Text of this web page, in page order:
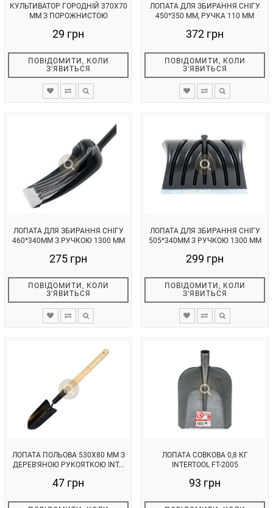
КУЛЬТИВАТОР ГОРОДНІЙ 370X70
ММ З ПОРОЖНИСТОЮ
29 грн
ПОВІДОМИТИ, КОЛИ
З'ЯВИТЬСЯ
ЛОПАТА ДЛЯ ЗБИРАННЯ СНІГУ
450*350 ММ, РУЧКА 110 ММ
372 грн
ПОВІДОМИТИ, КОЛИ
З'ЯВИТЬСЯ
ЛОПАТА ДЛЯ ЗБИРАННЯ СНІГУ
460*340ММ З РУЧКОЮ 1300 ММ
275 грн
ПОВІДОМИТИ, КОЛИ
З'ЯВИТЬСЯ
ЛОПАТА ДЛЯ ЗБИРАННЯ СНІГУ
505*340ММ З РУЧКОЮ 1300 ММ
299 грн
ПОВІДОМИТИ, КОЛИ
З'ЯВИТЬСЯ
ЛОПАТА ПОЛЬОВА 530X80 ММ З
ДЕРЕВ'ЯНОЮ РУКОЯТКОЮ INT...
47 грн
ЛОПАТА СОВКОВА 0,8 КГ
INTERTOOL FT-2005
93 грн